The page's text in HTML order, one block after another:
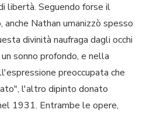
libertà. Seguendo forse il
anche Nathan umanizzò spesso
divinità naufraga dagli occhi
sonno profondo, e nella
preoccupata che
l'altro dipinto donato
1931. Entrambe le opere,